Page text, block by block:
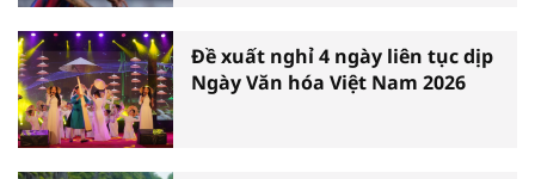
Đề xuất nghỉ 4 ngày liên tục dịp
Ngày Văn hóa Việt Nam 2026